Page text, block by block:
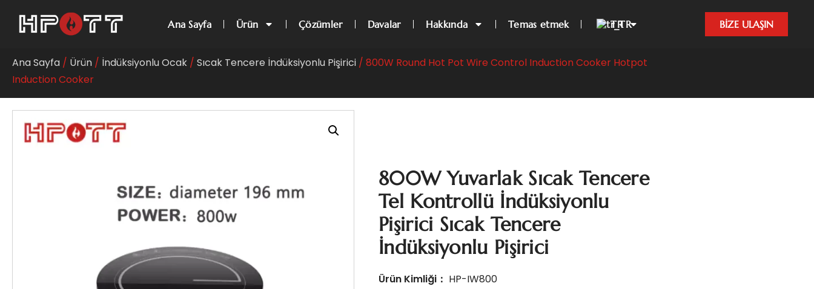
Ana Sayfa Ürün Çözümler Davalar Hakkında Temas etmek TR BİZE ULAŞIN
Ana Sayfa / Ürün / İndüksiyonlu Ocak / Sıcak Tencere İndüksiyonlu Pişirici / 800W Round Hot Pot Wire Control Induction Cooker Hotpot
Induction Cooker
800W Yuvarlak Sıcak Tencere
Tel Kontrollü İndüksiyonlu
Pişirici Sıcak Tencere
İndüksiyonlu Pişirici
Ürün Kimliği： HP-IW800